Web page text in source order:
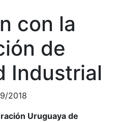
con la
de
Industrial
2018
Uruguaya de